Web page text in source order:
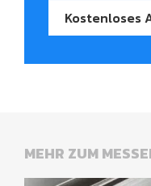
Kostenloses
MEHR ZUM